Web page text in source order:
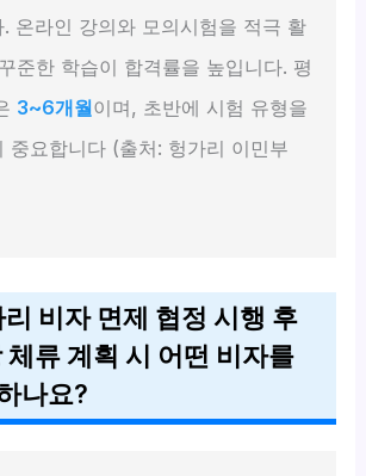
온라인 강의와 모의시험을 적극 활
준한 학습이 합격률을 높입니다. 평
3~6개월이며, 초반에 시험 유형을
중요합니다 (출처: 헝가리 이민부
비자 면제 협정 시행 후
류 계획 시 어떤 비자를
나요?